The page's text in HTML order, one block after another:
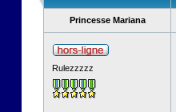
Princesse Mariana
Rulezzzzz